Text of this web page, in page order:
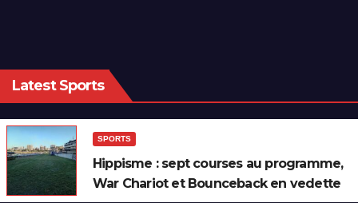
Latest Sports
SPORTS
Hippisme : sept courses au programme,
War Chariot et Bounceback en vedette